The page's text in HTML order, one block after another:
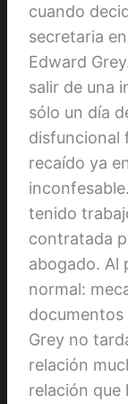
cuando
secretaria
Edward
salir de una
sólo un día
disfuncional
recaído ya
tenido
contratada
abogado. Al
normal:
documentos
Grey no
relación
relación que